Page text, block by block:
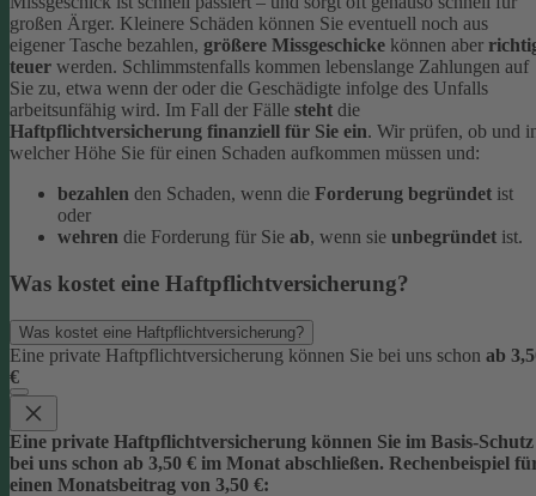
großen Ärger. Kleinere Schäden können Sie eventuell noch aus
eigener Tasche bezahlen, größere Missgeschicke können aber
teuer werden. Schlimmstenfalls kommen lebenslange Zahlungen auf
Sie zu, etwa wenn der oder die Geschädigte infolge des Unfalls
arbeitsunfähig wird. Im Fall der Fälle steht die
Haftpflichtversicherung finanziell für Sie ein. Wir prüfen, ob und
welcher Höhe Sie für einen Schaden aufkommen müssen und:
bezahlen den Schaden, wenn die Forderung begründet ist
oder
wehren die Forderung für Sie ab, wenn sie unbegründet ist.
Was kostet eine Haftpflichtversicherung?
Was kostet eine Haftpflichtversicherung?
Eine private Haftpflichtversicherung können Sie bei uns schon ab
€
Eine private Haftpflichtversicherung können Sie im Basis-Schutz
bei uns schon ab 3,50 € im Monat abschließen. Rechenbeispiel
einen Monatsbeitrag von 3,50 €: